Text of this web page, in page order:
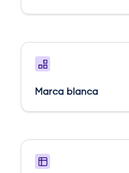
Marca blanca